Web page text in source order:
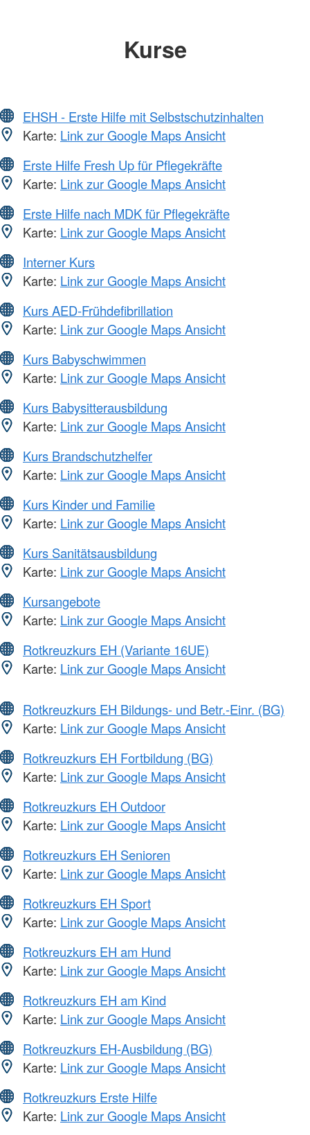
Kurse
EHSH - Erste Hilfe mit Selbstschutzinhalten
Karte: Link zur Google Maps Ansicht
Erste Hilfe Fresh Up für Pflegekräfte
Karte: Link zur Google Maps Ansicht
Erste Hilfe nach MDK für Pflegekräfte
Karte: Link zur Google Maps Ansicht
Interner Kurs
Karte: Link zur Google Maps Ansicht
Kurs AED-Frühdefibrillation
Karte: Link zur Google Maps Ansicht
Kurs Babyschwimmen
Karte: Link zur Google Maps Ansicht
Kurs Babysitterausbildung
Karte: Link zur Google Maps Ansicht
Kurs Brandschutzhelfer
Karte: Link zur Google Maps Ansicht
Kurs Kinder und Familie
Karte: Link zur Google Maps Ansicht
Kurs Sanitätsausbildung
Karte: Link zur Google Maps Ansicht
Kursangebote
Karte: Link zur Google Maps Ansicht
Rotkreuzkurs EH (Variante 16UE)
Karte: Link zur Google Maps Ansicht
Rotkreuzkurs EH Bildungs- und Betr.-Einr. (BG)
Karte: Link zur Google Maps Ansicht
Rotkreuzkurs EH Fortbildung (BG)
Karte: Link zur Google Maps Ansicht
Rotkreuzkurs EH Outdoor
Karte: Link zur Google Maps Ansicht
Rotkreuzkurs EH Senioren
Karte: Link zur Google Maps Ansicht
Rotkreuzkurs EH Sport
Karte: Link zur Google Maps Ansicht
Rotkreuzkurs EH am Hund
Karte: Link zur Google Maps Ansicht
Rotkreuzkurs EH am Kind
Karte: Link zur Google Maps Ansicht
Rotkreuzkurs EH-Ausbildung (BG)
Karte: Link zur Google Maps Ansicht
Rotkreuzkurs Erste Hilfe
Karte: Link zur Google Maps Ansicht